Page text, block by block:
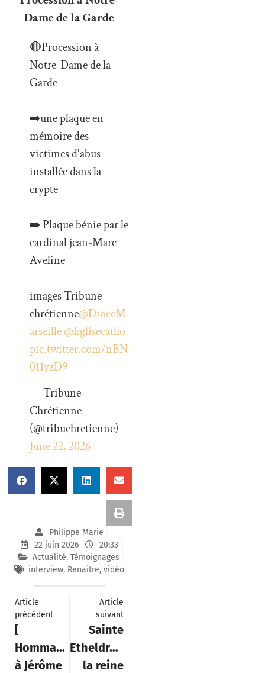
Dame de la Garde
🔴Procession à
Notre-Dame de la
Garde
➡️une plaque en
mémoire des
victimes d'abus
installée dans la
crypte
➡️ Plaque bénie par le
cardinal jean-Marc
Aveline
images Tribune
chrétienne@DioceM
arseille@Eglisecatho
pic.twitter.com/nBN
011yzD9
— Tribune
Chrétienne
(@tribuchretienne)
June 22, 2026
Philippe Marie
22 juin 2026
20:33
Actualité, Témoignages
interview, Renaitre, vidéo
Article
précédent
[
Hommage
à Jérôme
Article
suivant
Sainte
Etheldrede,
la reine